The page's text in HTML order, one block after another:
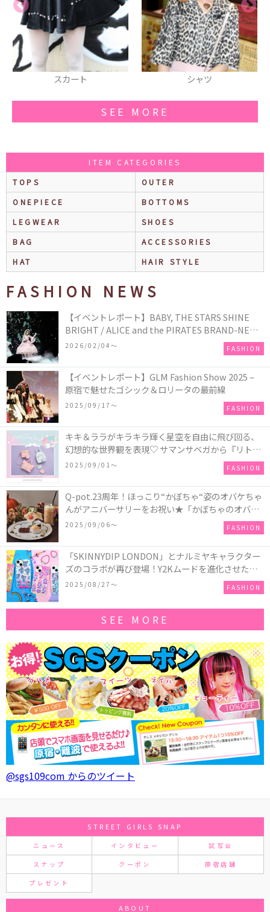
シャツ パンプス
SEE MORE
ITEM CATEGORIES
TOPS
OUTER
ONEPIECE
BOTTOMS
LEGWEAR
SHOES
BAG
ACCESSORIES
HAT
HAIR STYLE
FASHION NEWS
【イベントレポート】BABY, THE STARS SHINE
BRIGHT / ALICE and the PIRATES BRAND-NEW
COLLECTION in TOKYO
2026/02/04〜 FASHION
【イベントレポート】GLM Fashion Show 2025 –
原宿で魅せたゴシック＆ロリータの最前線
2025/09/17〜 FASHION
キキ＆ララがキラキラ輝く星空を自由に飛び回る、
幻想的な世界観を表現♡ サマンサベガから『リトル
ツインスターズ』50周年アニバーサリーイヤー』を
2025/09/01〜 FASHION
Q-pot.23周年！ほっこり“かぼちゃ“姿のオバケちゃ
んがアニバーサリーをお祝い★「かぼちゃのオバケ
ーキアクセサリー」が新発売！Q-pot CAFE.では
「かぼちゃのオバケーキプレート」も登場
2025/09/06〜 FASHION
「SKINNYDIP LONDON」とナルミヤキャラクター
ズのコラボが再び登場！Y2Kムードを進化させた新
作コレクションを発売♪
2025/08/27〜 FASHION
SEE MORE
@sgs109com からのツイート
STREET GIRLS SNAP
ニュース インタビュー 試写会
スナップ クーポン 原宿店舗
プレゼント
ABOUT